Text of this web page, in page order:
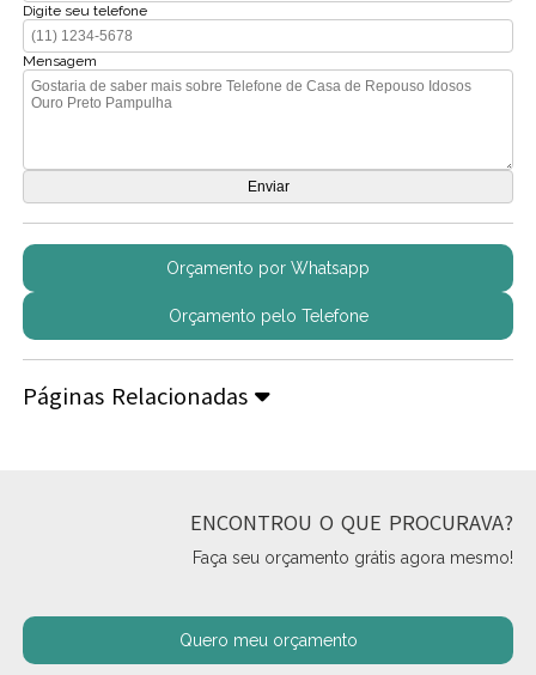
Digite seu telefone
Mensagem
Orçamento por Whatsapp
Orçamento pelo Telefone
Páginas Relacionadas
ENCONTROU O QUE PROCURAVA?
Faça seu orçamento grátis agora mesmo!
Quero meu orçamento